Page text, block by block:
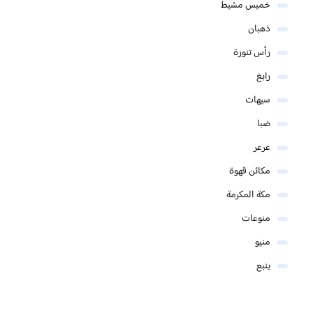
خميس مشيط
ذهبان
رأس تنورة
رابغ
سيهات
ضبا
عرعر
مكائن قهوة
مكة المكرمة
منوعات
منيو
ينبع